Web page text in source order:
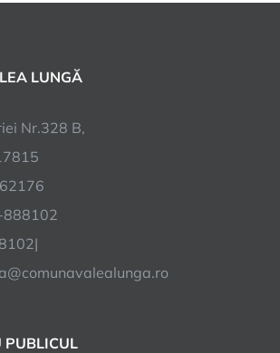
LUNGĂ
Nr.328 B,
888102
PUBLICUL